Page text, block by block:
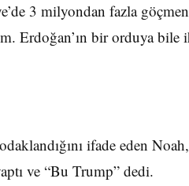
3 milyondan fazla
Erdoğan’ın bir orduya bile
ifade eden
ve “Bu Trump” dedi.